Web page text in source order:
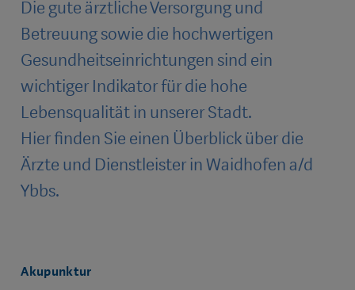
Die gute ärztliche Versorgung und
Betreuung sowie die hochwertigen
Gesundheitseinrichtungen sind ein
wichtiger Indikator für die hohe
Lebensqualität in unserer Stadt.
Hier finden Sie einen Überblick über die
Ärzte und Dienstleister in Waidhofen a/d
Ybbs.
Akupunktur